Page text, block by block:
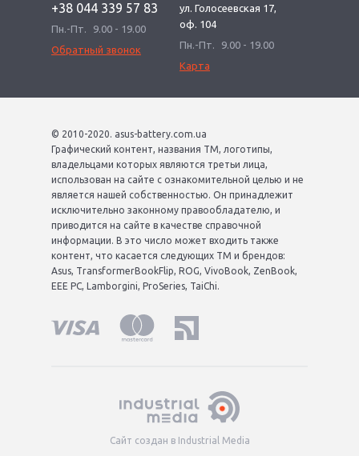
+38 044 339 57 83
Пн.-Пт.
9.00 - 19.00
Обратный звонок
ул. Голосеевская 17,
оф. 104
Пн.-Пт.
9.00 - 19.00
Карта
© 2010-2020. asus-battery.com.ua
Графический контент, названия ТМ, логотипы,
владельцами которых являются третьи лица,
использован на сайте с ознакомительной целью и не
является нашей собственностью. Он принадлежит
исключительно законному правообладателю, и
приводится на сайте в качестве справочной
информации. В это число может входить также
контент, что касается следующих ТМ и брендов:
Asus, TransformerBookFlip, ROG, VivoBook, ZenBook,
EEE PC, Lamborgini, ProSeries, TaiChi.
Сайт создан в Industrial Media